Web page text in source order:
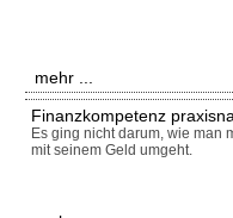
mehr ...
Finanzkompetenz
Es ging nicht darum, wie man
mit seinem Geld umgeht.